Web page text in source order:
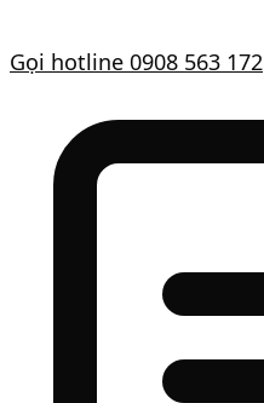
Gọi hotline 0908 563 172